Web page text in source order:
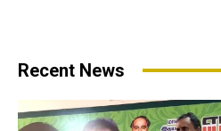
Recent News